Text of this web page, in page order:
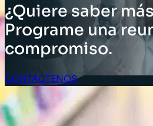
¿Quiere saber
Programe una
compromiso.
CONTÁCTENOS
Acceso Clientes